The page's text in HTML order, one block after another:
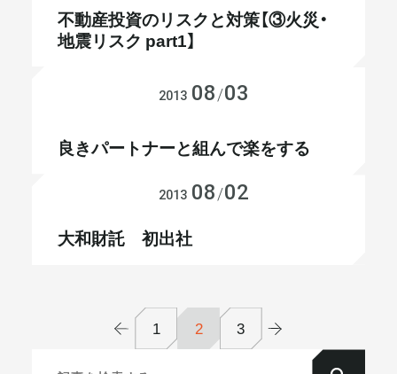
不動産投資のリスクと対策【③火災・
地震リスク part1】
2013 08/03
良きパートナーと組んで楽をする
2013 08/02
大和財託 初出社
1 2 3